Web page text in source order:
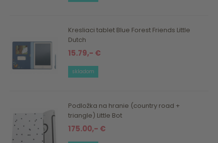
Kresliaci tablet Blue Forest Friends Little
Dutch
15.79,- €
skladom
Podložka na hranie (country road +
triangle) Little Bot
175.00,- €